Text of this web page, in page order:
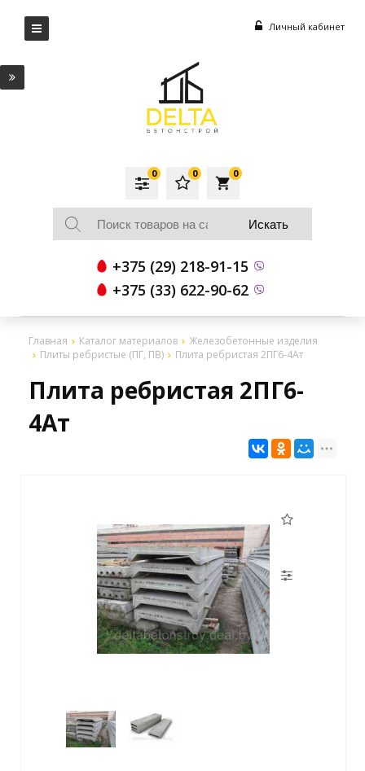
Личный кабинет
local_grocery_store
0
0
0
+375 (29) 218-91-15
+375 (33) 622-90-62
Главная Каталог материалов
Железобетонные изделия
Плиты ребристые (ПГ, ПВ)
Плита ребристая 2ПГ6-4Ат
Плита ребристая 2ПГ6-
4Ат